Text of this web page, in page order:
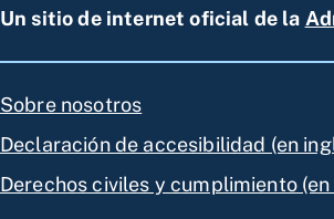
Un sitio de internet oficial de la
Sobre nosotros
Declaración de accesibilidad (en
Derechos civiles y cumplimiento (en